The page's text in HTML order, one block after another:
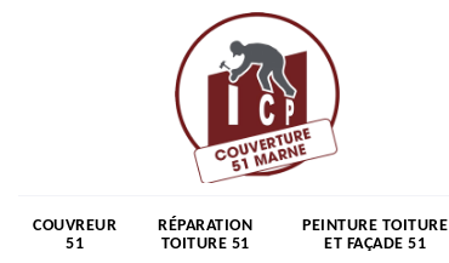
COUVREUR
51
RÉPARATION
TOITURE 51
PEINTURE TOITURE
ET FAÇADE 51